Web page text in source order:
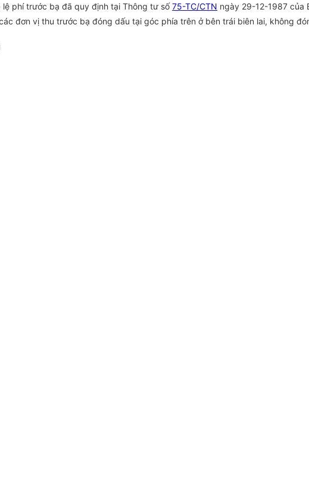
phí trước bạ đã quy định tại Thông tư số75-TC/CTN ngày 29-12-1987 của
đơn vị thu trước bạ đóng dấu tại góc phía trên ở bên trái biên lai, không